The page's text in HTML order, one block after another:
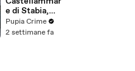
Aversa, oltre
300mila euro
il bottino
stimato
e di Stabia,
l'ombra del
clan
Pupia Crime
2 settimane fa